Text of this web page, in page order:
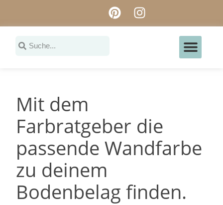
Mit dem
Farbratgeber die
passende Wandfarbe
zu deinem
Bodenbelag finden.